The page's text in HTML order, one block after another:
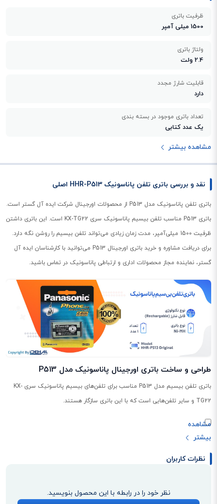
ظرفیت باتری
1500 میلی آمپر
ولتاژ باتری
2.4 ولت
قابلیت شارژ مجدد
دارد
تعداد باتری موجود در بسته بندی
یک عدد کتابی
مشاهده بیشتر
نقد و بررسی باتری تلفن پاناسونیک HHR-P513 اصلی
باتری تلفن پاناسونیک مدل P513 از محصولات اورجینال شرکت ایده آل گستر است.
باتری P513 مناسب تلفن بیسیم پاناسونیک سری KX-TG22 است. این باتری داشتن
ظرفیت 1500 میلی‌آمپر، مدت زمان زیادی می‌تواند تلفن بیسیم را روشن نگه دارد.
برای دریافت مشاوره و خرید باتری اورجینال P513 می‌توانید با کارشناسان ایده آل
گستر، نماینده مجاز محصولات اداری و ارتباطی پاناسونیک در تماس باشید.
طراحی و ساخت باتری اورجینال پاناسونیک مدل P513
باتری تلفن بیسیم مدل P513 مناسب برای تلفن‌های بیسیم پاناسونیک سری KX-
TG22 و سایر تلفن‌هایی است که با این باتری سازگار هستند.
نظرات کاربران
نظر خود را در رابطه با این محصول بنویسید.